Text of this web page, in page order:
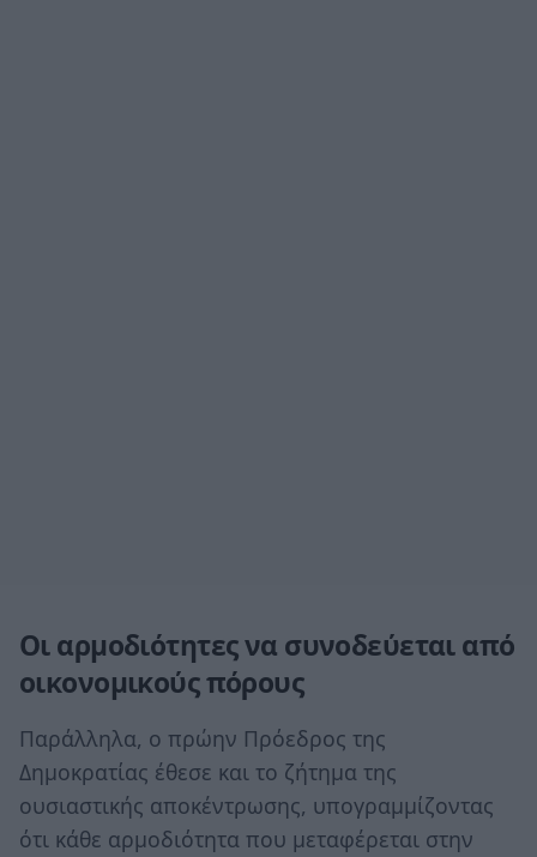
Οι αρμοδιότητες να συνοδεύεται από
οικονομικούς πόρους
Παράλληλα, ο πρώην Πρόεδρος της
Δημοκρατίας έθεσε και το ζήτημα της
ουσιαστικής αποκέντρωσης, υπογραμμίζοντας
ότι κάθε αρμοδιότητα που μεταφέρεται στην